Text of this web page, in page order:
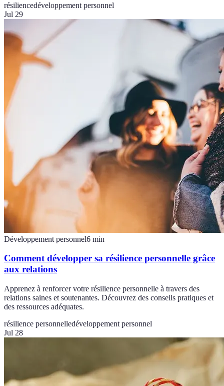
résiliencedéveloppement personnel
Jul 29
Développement personnel6 min
Comment développer sa résilience personnelle grâce
aux relations
Apprenez à renforcer votre résilience personnelle à travers des
relations saines et soutenantes. Découvrez des conseils pratiques et
des ressources adéquates.
résilience personnelledéveloppement personnel
Jul 28